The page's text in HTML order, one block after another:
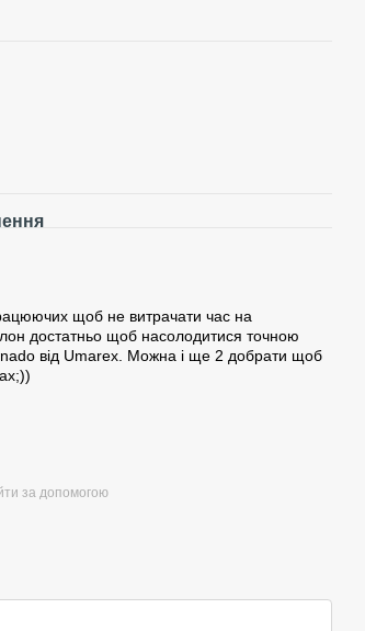
щоб не витрачати час на
достатньо щоб насолодитися точною
від Umarex. Можна і ще 2 добрати щоб
за допомогою